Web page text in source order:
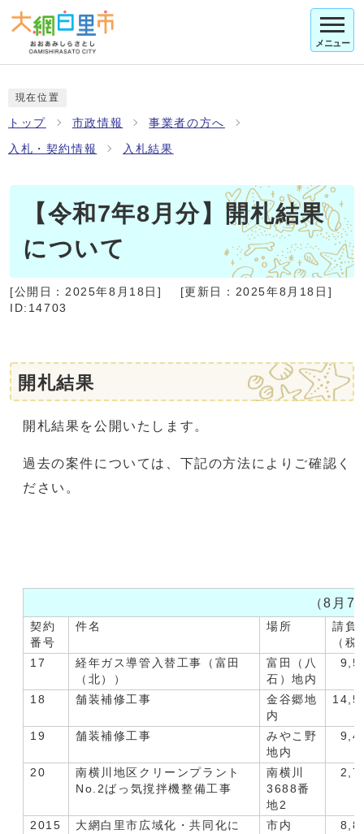
メニュー
現在位置
トップ 市政情報 事業者の方へ
入札・契約情報 入札結果
【令和7年8月分】開札結果
について
[公開日： 2025年8月18日 ] [更新日： 2025年8月18日 ]
ID:14703
開札結果
開札結果を公開いたします。
過去の案件については、下記の方法によりご確認く
ださい。
（8月7
契約
番号
件名 場所
請負
（税
17
経年ガス導管入替工事（富田
（北））
富田（八
石）地内
18 舗装補修工事
金谷郷地
内
19 舗装補修工事
みやこ野
地内
20
南横川地区クリーンプラント
No.2ばっ気撹拌機整備工事
南横川
3688番
地2
2015
大網白里市広域化・共同化に
市内